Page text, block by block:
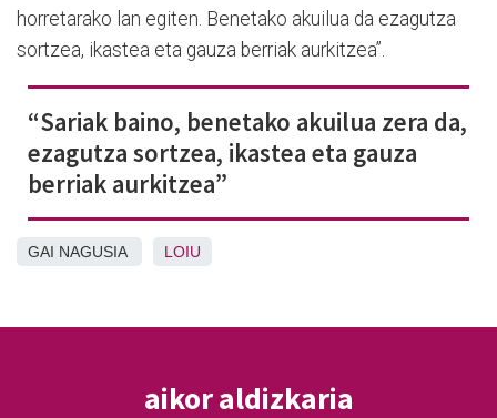
horretarako lan egiten. Benetako akuilua da ezagutza
sortzea, ikastea eta gauza berriak aurkitzea”.
“Sariak baino, benetako akuilua zera da,
ezagutza sortzea, ikastea eta gauza
berriak aurkitzea”
GAI NAGUSIA LOIU
aikor aldizkaria